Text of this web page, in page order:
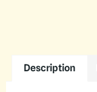
Description